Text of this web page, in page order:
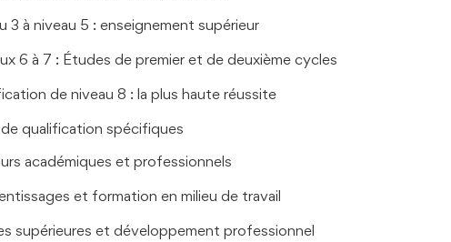
3 à niveau 5 : enseignement supérieur
6 à 7 : Études de premier et de deuxième cycles
de niveau 8 : la plus haute réussite
qualification spécifiques
académiques et professionnels
et formation en milieu de travail
supérieures et développement professionnel